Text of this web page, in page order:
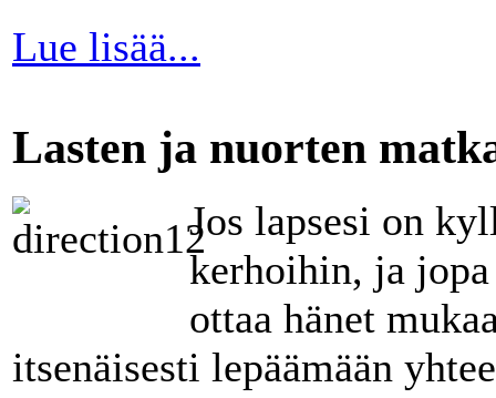
Lue lisää...
Lasten ja nuorten
Jos lapsesi on
kerhoihin, ja
ottaa hänet
itsenäisesti lepäämään